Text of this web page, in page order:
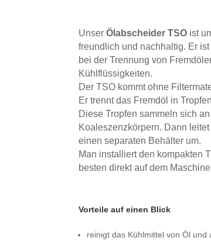
UnserÖlabscheider TSO ist
freundlich und nachhaltig. Er
bei der Trennung von
Kühlflüssigkeiten.
Der TSO kommt ohne
Er trennt das Fremdöl in
Diese Tropfen sammeln sich an
Koaleszenzkörpern. Dann
einen separaten Behälter um.
Man installiert den kompakten
besten direkt auf dem
Vorteile auf einen Blick
reinigt das Kühlmittel von Öl und